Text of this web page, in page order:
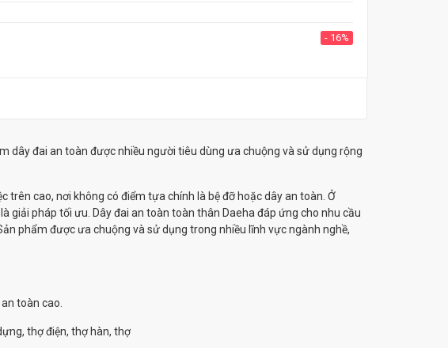
- 16%
dây đai an toàn được nhiều người tiêu dùng ưa chuộng và sử dụng rộng
cao, nơi không có điểm tựa chính là bệ đỡ hoặc dây an toàn. Ở
giải pháp tối ưu. Dây đai an toàn toàn thân Daeha đáp ứng cho nhu cầu
phẩm được ưa chuộng và sử dụng trong nhiều lĩnh vực ngành nghề,
toàn cao.
thợ điện, thợ hàn, thợ